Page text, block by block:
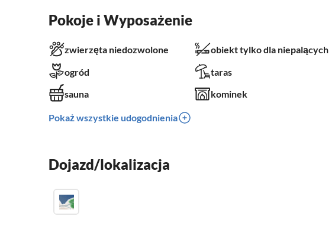
Pokoje i Wyposażenie
zwierzęta niedozwolone obiekt tylko dla niepalących
ogród
taras
sauna
kominek
Pokaż wszystkie udogodnienia
Dojazd/lokalizacja